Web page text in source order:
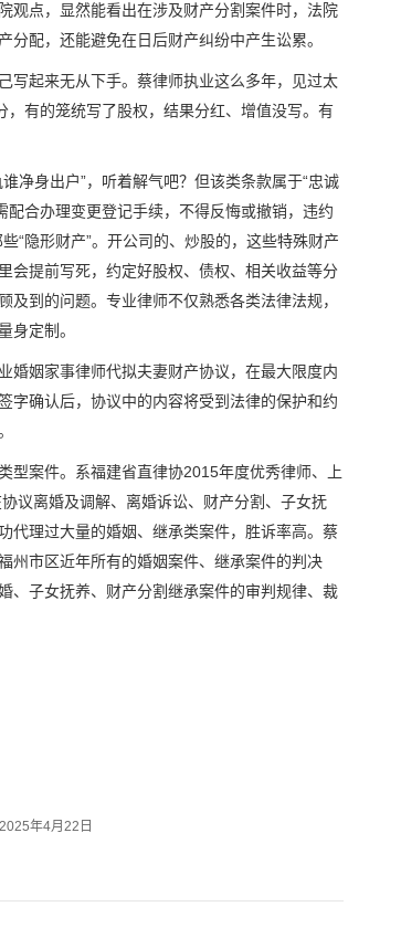
点，显然能看出在涉及财产分割案件时，法院
配，还能避免在日后财产纠纷中产生讼累。
写起来无从下手。蔡律师执业这么多年，见过太
，有的笼统写了股权，结果分红、增值没写。有
净身出户”，听着解气吧？但该类条款属于“忠诚
合办理变更登记手续，不得反悔或撤销，违约
“隐形财产”。开公司的、炒股的，这些特殊财产
会提前写死，约定好股权、债权、相关收益等分
到的问题。专业律师不仅熟悉各类法律法规，
身定制。
婚姻家事律师代拟夫妻财产协议，在最大限度内
字确认后，协议中的内容将受到法律的保护和约
型案件。系福建省直律协2015年度优秀律师、上
议离婚及调解、离婚诉讼、财产分割、子女抚
代理过大量的婚姻、继承类案件，胜诉率高。蔡
州市区近年所有的婚姻案件、继承案件的判决
、子女抚养、财产分割继承案件的审判规律、裁
2025年4月22日